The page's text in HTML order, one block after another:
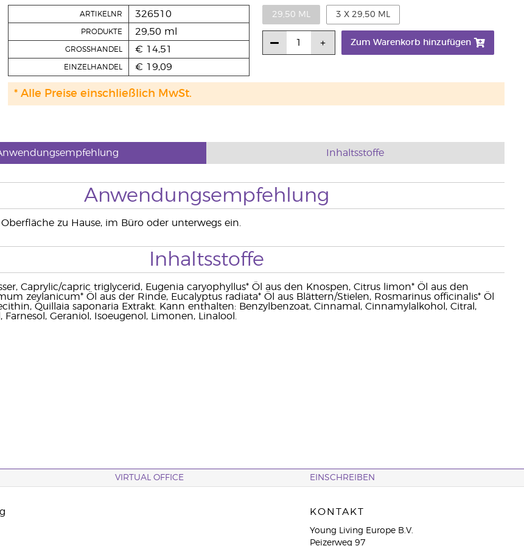
ARTIKELNR 326510
PRODUKTE 29,50 ml
GROSSHANDEL € 14,51
EINZELHANDEL € 19,09
29,50 ML 3 X 29,50 ML
Zum Warenkorb hinzufügen
* Alle Preise einschließlich MwSt.
Inhaltsstoffe
Anwendungsempfehlung
zu Hause, im Büro oder unterwegs ein.
Inhaltsstoffe
Caprylic/capric triglycerid, Eugenia caryophyllus* Öl aus den Knospen, Citrus limon* Öl aus den
zeylanicum* Öl aus der Rinde, Eucalyptus radiata* Öl aus Blättern/Stielen, Rosmarinus officinalis* Öl
Quillaia saponaria Extrakt. Kann enthalten: Benzylbenzoat, Cinnamal, Cinnamylalkohol, Citral,
Geraniol, Isoeugenol, Limonen, Linalool.
VIRTUAL OFFICE EINSCHREIBEN
KONTAKT
Young Living Europe B.V.
Peizerweg 97